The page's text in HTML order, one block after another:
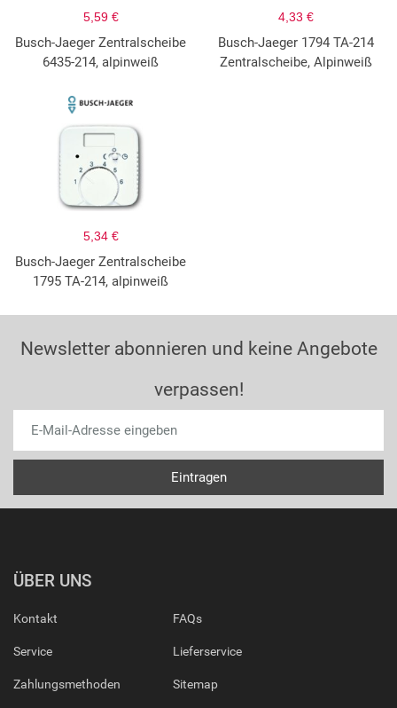
5,59 €
Busch-Jaeger Zentralscheibe
6435-214, alpinweiß
4,33 €
Busch-Jaeger 1794 TA-214
Zentralscheibe, Alpinweiß
5,34 €
Busch-Jaeger Zentralscheibe
1795 TA-214, alpinweiß
Newsletter abonnieren und keine Angebote
verpassen!
ÜBER UNS
Kontakt
Service
Zahlungsmethoden
FAQs
Lieferservice
Sitemap